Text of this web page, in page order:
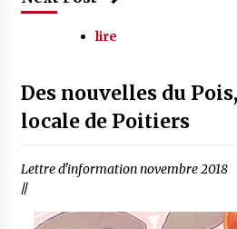
lire
Des nouvelles du
locale de Poitiers
Lettre d'information novembre 2018
//